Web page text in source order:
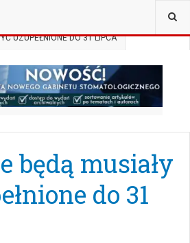
UZUPEŁNIONE DO 31 LIPCA
będą musiały
do 31